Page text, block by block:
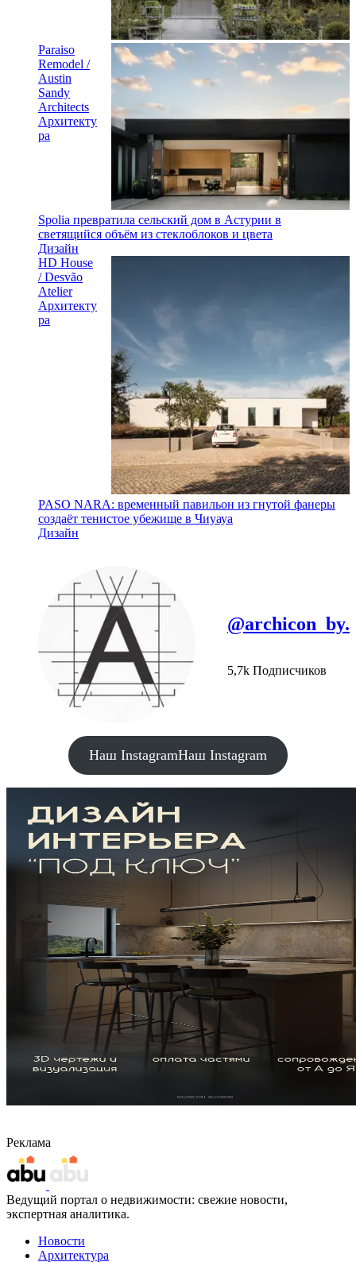
Paraiso
Remodel /
Austin
Sandy
Architects
Архитекту
ра
Spolia превратила сельский дом в Астурии в
светящийся объём из стеклоблоков и цвета
Дизайн
HD House
/ Desvão
Atelier
Архитекту
ра
PASO NARA: временный павильон из гнутой фанеры
создаёт тенистое убежище в Чиуауа
Дизайн
@archicon_by.
5,7k Подписчиков
Наш InstagramНаш Instagram
Реклама
Ведущий портал о недвижимости: свежие новости,
экспертная аналитика.
Новости
Архитектура